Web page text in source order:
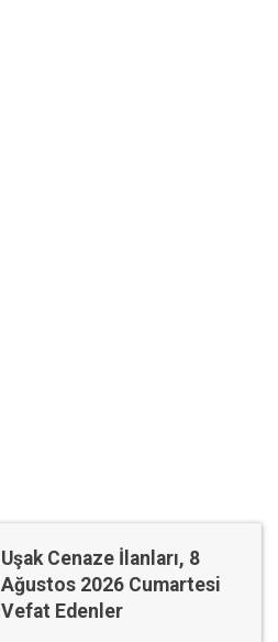
Uşak Cenaze İlanları, 8
Ağustos 2026 Cumartesi
Vefat Edenler